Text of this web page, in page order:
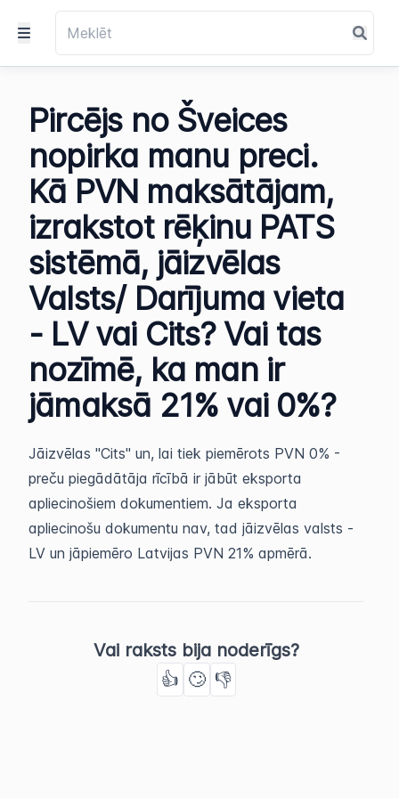
Pircējs no Šveices
nopirka manu preci.
Kā PVN maksātājam,
izrakstot rēķinu PATS
sistēmā, jāizvēlas
Valsts/ Darījuma vieta
- LV vai Cits? Vai tas
nozīmē, ka man ir
jāmaksā 21% vai 0%?
Jāizvēlas "Cits" un, lai tiek piemērots PVN 0% -
preču piegādātāja rīcībā ir jābūt eksporta
apliecinošiem dokumentiem. Ja eksporta
apliecinošu dokumentu nav, tad jāizvēlas valsts -
LV un jāpiemēro Latvijas PVN 21% apmērā.
Vai raksts bija noderīgs?
👍 🙄 👎